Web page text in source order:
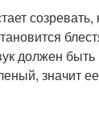
созревать,
должен
значит